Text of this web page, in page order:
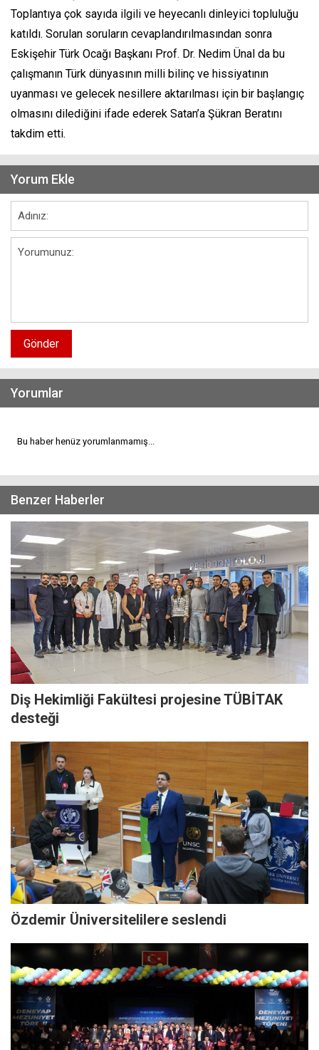
Toplantıya çok sayıda ilgili ve heyecanlı dinleyici topluluğu
katıldı. Sorulan soruların cevaplandırılmasından sonra
Eskişehir Türk Ocağı Başkanı Prof. Dr. Nedim Ünal da bu
çalışmanın Türk dünyasının milli bilinç ve hissiyatının
uyanması ve gelecek nesillere aktarılması için bir başlangıç
olmasını dilediğini ifade ederek Satan’a Şükran Beratını
takdim etti.
Yorum Ekle
Gönder
Yorumlar
Bu haber henüz yorumlanmamış...
Benzer Haberler
Diş Hekimliği Fakültesi projesine TÜBİTAK
desteği
Özdemir Üniversitelilere seslendi